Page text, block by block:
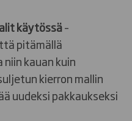
käytössä–
pitämällä
kauan kuin
kierron mallin
uudeksi pakkaukseksi